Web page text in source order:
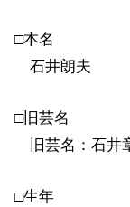
□本名
石井朗夫
□旧芸名
旧芸名：石井
□生年